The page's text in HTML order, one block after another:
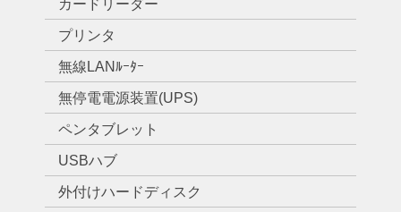
カードリーダー
プリンタ
無線LANﾙｰﾀｰ
無停電電源装置(UPS)
ペンタブレット
USBハブ
外付けハードディスク